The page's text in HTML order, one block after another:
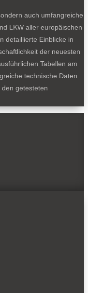
auch umfangreiche
LKW aller europäischen
detaillierte Einblicke in
der neuesten
Tabellen am
technische Daten
getesteten